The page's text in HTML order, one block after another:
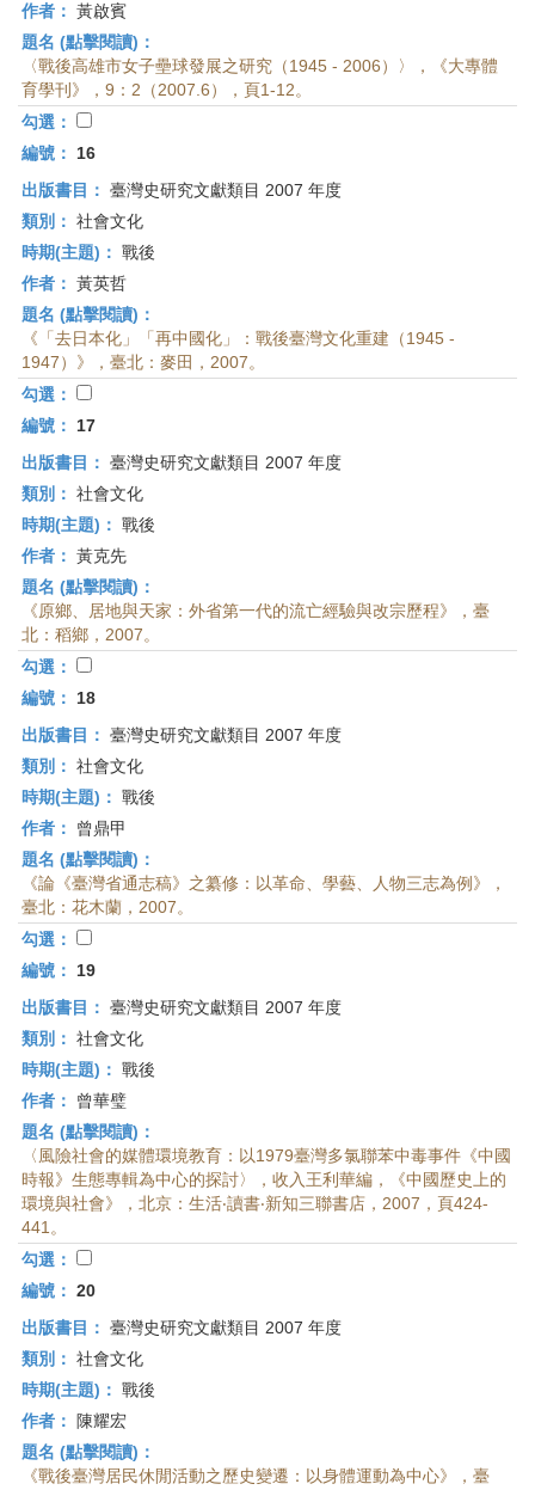
作者： 黃啟賓
題名 (點擊閱讀)：
〈戰後高雄市女子壘球發展之研究（1945 - 2006）〉，《大專體
育學刊》，9：2（2007.6），頁1-12。
勾選：
編號：
16
出版書目： 臺灣史研究文獻類目 2007 年度
類別： 社會文化
時期(主題)： 戰後
作者： 黃英哲
題名 (點擊閱讀)：
《「去日本化」「再中國化」：戰後臺灣文化重建（1945 -
1947）》，臺北：麥田，2007。
勾選：
編號：
17
出版書目： 臺灣史研究文獻類目 2007 年度
類別： 社會文化
時期(主題)： 戰後
作者： 黃克先
題名 (點擊閱讀)：
《原鄉、居地與天家：外省第一代的流亡經驗與改宗歷程》，臺
北：稻鄉，2007。
勾選：
編號：
18
出版書目： 臺灣史研究文獻類目 2007 年度
類別： 社會文化
時期(主題)： 戰後
作者：
曾鼎甲
題名 (點擊閱讀)：
《論《臺灣省通志稿》之纂修：以革命、學藝、人物三志為例》，
臺北：花木蘭，2007。
勾選：
編號：
19
出版書目： 臺灣史研究文獻類目 2007 年度
類別： 社會文化
時期(主題)： 戰後
作者：
曾華璧
題名 (點擊閱讀)：
〈風險社會的媒體環境教育：以1979臺灣多氯聯苯中毒事件《中國
時報》生態專輯為中心的探討〉，收入王利華編，《中國歷史上的
環境與社會》，北京：生活‧讀書‧新知三聯書店，2007，頁424-
441。
勾選：
編號： 20
出版書目： 臺灣史研究文獻類目 2007 年度
類別： 社會文化
時期(主題)： 戰後
作者：
陳耀宏
題名 (點擊閱讀)：
《戰後臺灣居民休閒活動之歷史變遷：以身體運動為中心》，臺